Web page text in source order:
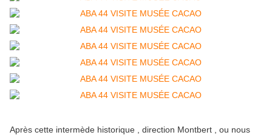
Après cette intermède historique , direction Montbert , ou nous